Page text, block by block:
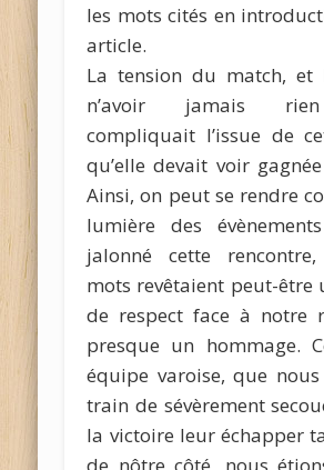
les mots cités en
article.
La tension du match,
n’avoir jamais
compliquait l’issue de
qu’elle devait voir gagnée
Ainsi, on peut se rendre
lumière des
jalonné cette
mots revêtaient peut-être
de respect face à notre
presque un hommage.
équipe varoise, que
train de sévèrement
la victoire leur échapper